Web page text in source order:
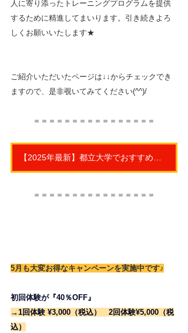
人に寄り添ったトレーニングプログラムを提供
するために精進してまいります。引き続きよろ
しくお願いいたします★
ご紹介いただいたページは↓↓からチェックでき
ますので、是非覗いてみてください(^^)/
＝＝＝＝＝＝＝＝＝＝＝＝＝＝＝＝
＝＝＝＝＝＝＝＝＝＝＝＝＝＝＝＝
5月も大変お得なキャンペーンを実施中です♪
初回体験が『40％OFF』
→1回体験 ¥3,000（税込）　2回体験¥5,000（税
込）